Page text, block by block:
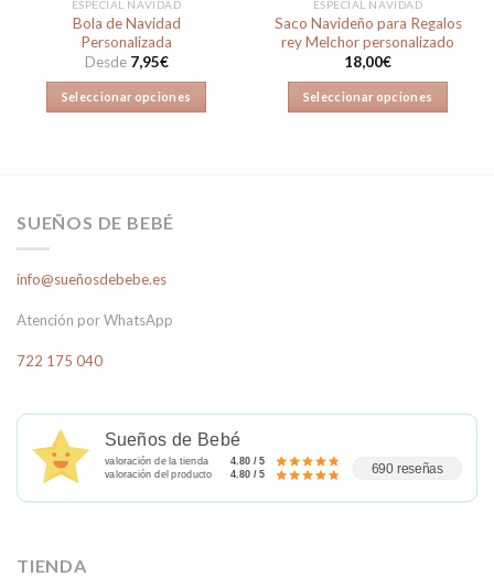
ESPECIAL NAVIDAD
Bola de Navidad
Personalizada
Desde 7,95€
Seleccionar opciones
variantes.
se
elegir
producto
ESPECIAL NAVIDAD
Saco Navideño para Regalos
rey Melchor personalizado
18,00€
Seleccionar opciones
SUEÑOS DE BEBÉ
info@sueñosdebebe.es
Atención por WhatsApp
722 175 040
Sueños de Bebé
valoración de la tienda
4.80 / 5
valoración del producto
4.80 / 5 690 reseñas
TIENDA